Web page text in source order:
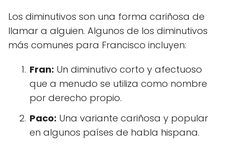
Los diminutivos son una forma cariñosa de
llamar a alguien. Algunos de los diminutivos
más comunes para Francisco incluyen:
Fran: Un diminutivo corto y afectuoso
que a menudo se utiliza como nombre
por derecho propio.
Paco: Una variante cariñosa y popular
en algunos países de habla hispana.